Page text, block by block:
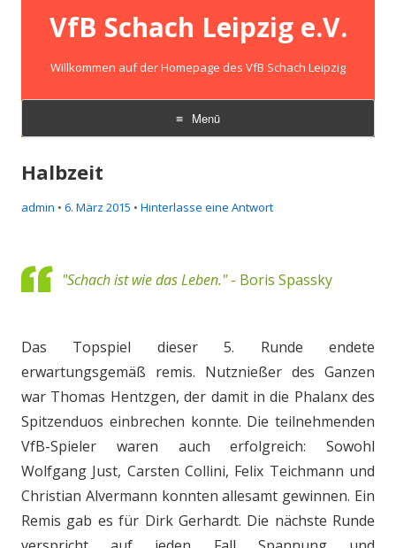
VfB Schach Leipzig e.V.
Willkommen auf der Homepage des VfB Schach Leipzig
Menü
Zum
springen
Halbzeit
admin • 6. März 2015 • Hinterlasse eine Antwort
"Schach ist wie das Leben."- Boris Spassky
Das Topspiel dieser 5. Runde endete
erwartungsgemäß remis. Nutznießer des Ganzen
war Thomas Hentzgen, der damit in die Phalanx des
Spitzenduos einbrechen konnte. Die teilnehmenden
VfB-Spieler waren auch erfolgreich: Sowohl
Wolfgang Just, Carsten Collini, Felix Teichmann und
Christian Alvermann konnten allesamt gewinnen. Ein
Remis gab es für Dirk Gerhardt. Die nächste Runde